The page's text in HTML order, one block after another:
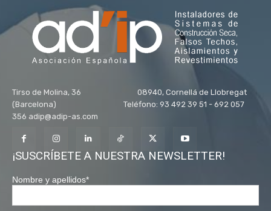
Tirso de Molina, 36 08940, Cornellá de Llobregat
(Barcelona) Teléfono: 93 492 39 51 - 692 057
356 adip@adip-as.com
¡SUSCRÍBETE A NUESTRA NEWSLETTER!
Nombre y apellidos*